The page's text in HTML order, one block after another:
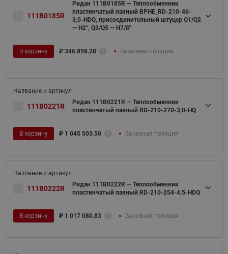
111B0185R
Ридан 111B0185R — Теплообменник
пластинчатый паяный BPHE_RD-210-46-
3,0-HDQ, присоединительный штуцер Q1/Q2
— H2", Q3/Q5 — H7/8"
В корзину ₽ 346 898.28 Заказная позиция
111B0221R
Ридан 111B0221R — Теплообменник
пластинчатый паяный RD-210-270-3,0-HQ
В корзину ₽ 1 045 503.50 Заказная позиция
111B0222R
Ридан 111B0222R — Теплообменник
пластинчатый паяный RD-210-254-4,5-HDQ
В корзину ₽ 1 017 080.83 Заказная позиция